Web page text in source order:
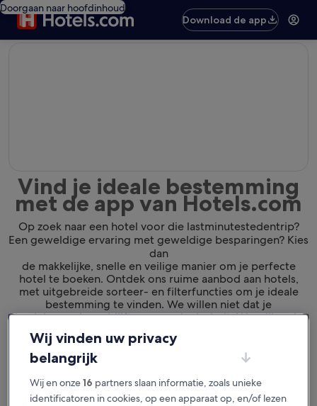
Doorgaan naar hoofdinhoud
Download de app
Vind je ideale bestemming
met de app van Hotels.com
Op zoek naar een hotel voor die lastminutestedentrip?
Een geweldige ervaring met geweldige besparingen? Kies
dan
de makkelijke, snelle en veilige manier om je perfecte
hotel te boeken. Ontdek ons ruime aanbod aan hotels,
met uitgebreide sorteer- en filterfuncties om je ideale
bestemming te vinden. We willen niet dat je
de plek waar je verblijft gewoon leuk vindt. We willen dat
je het geweldig vindt.
Beschikbaar voor iOS en Android
Wij vinden uw privacy
belangrijk
Wij en onze16 partners slaan informatie, zoals unieke
identificatoren in cookies, op een apparaat op, en/of lezen